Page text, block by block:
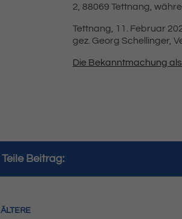
2, 88069 Tettnang,
Tettnang, 11. Februar
gez. Georg Schellinger,
Die Bekanntmachung
Teile Beitrag:
ÄLTERE